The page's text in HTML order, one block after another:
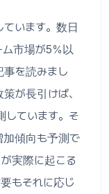
います。数日
市場が5％以
事を読みまし
が長引けば、
しています。そ
加傾向も予測で
実際に起こる
もそれに応じ